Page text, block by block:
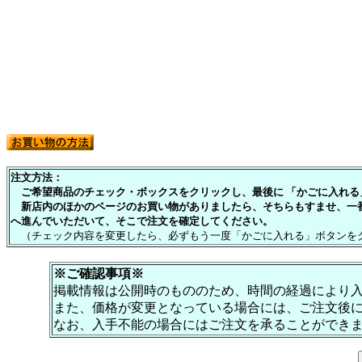
注文方法：
ご希望商品のチェック・ボックスをクリックし、最後に 「かごに入れ
新店内のほかのページのお買い物がありましたら、そちらもすませ、一
へ進んでいただいて、そこで注文を確定してください。
（チェック内容を変更したら、必ずもう一度「かごに入れる」ボタン
※ご確認事項※
掲載情報は公開時のもののため、時間の経過により
また、価格が変更となっている場合には、ご注文後
なお、入手不能の場合にはご注文を承ることができ